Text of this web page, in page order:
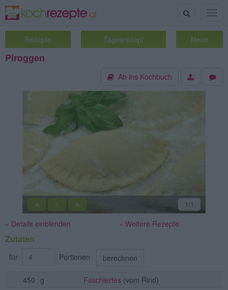
Suche
Rezepte Tagesrezept Neue
Piroggen
Ab ins Kochbuch
« || » 1/1
» Details einblenden » Weitere Rezepte
Zutaten
für Portionen berechnen
450 g Faschiertes (vom Rind)